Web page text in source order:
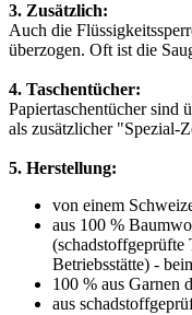
3. Zusätzlich:
Auch die
überzogen. Oft ist die
4. Taschentücher:
Papiertaschentücher sind
als zusätzlicher "Spezial-
5. Herstellung:
von einem
aus 100 %
Betriebsstätte) -
100 % aus Garnen
aus